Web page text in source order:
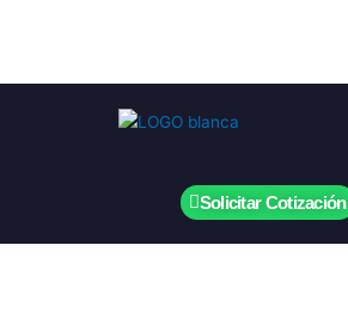
Solicitar Cotización